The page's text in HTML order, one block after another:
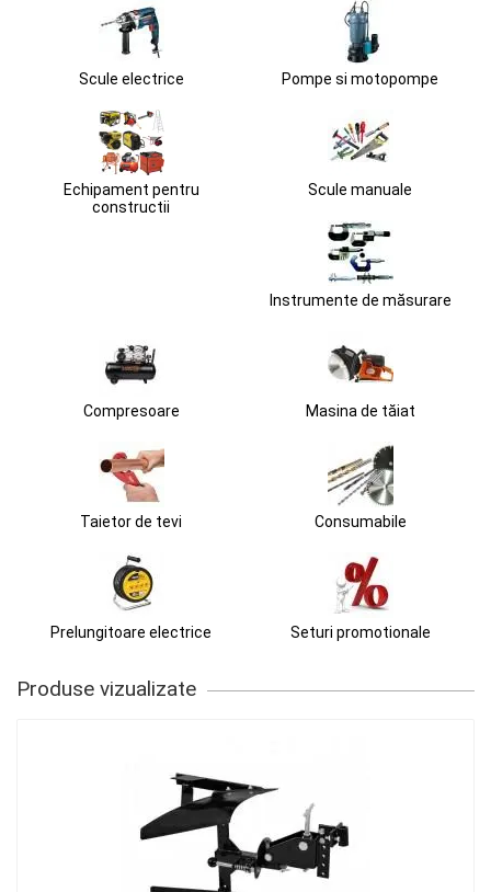
Scule electrice Pompe si motopompe
Echipament pentru
constructii
Scule manuale
Instrumente de măsurare
Compresoare Masina de tăiat
Taietor de tevi Consumabile
Prelungitoare electrice Seturi promotionale
Produse vizualizate